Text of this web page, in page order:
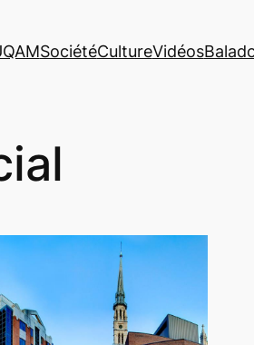
SociétéCultureVidéos